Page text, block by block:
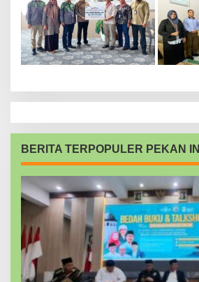
BERITA TERPOPULER PEKAN INI